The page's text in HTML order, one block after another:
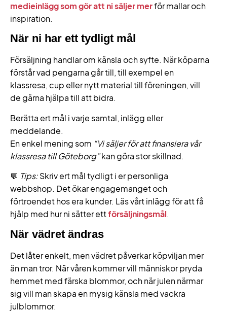
medieinlägg som gör att ni säljer merför mallar och
inspiration.
När ni har ett tydligt mål
Försäljning handlar om känsla och syfte. När köparna
förstår vad pengarna går till, till exempel en
klassresa, cup eller nytt material till föreningen, vill
de gärna hjälpa till att bidra.
Berätta ert mål i varje samtal, inlägg eller
meddelande.
En enkel mening som “Vi säljer för att finansiera vår
klassresa till Göteborg”kan göra stor skillnad.
💬 Tips:Skriv ert mål tydligt i er personliga
webbshop. Det ökar engagemanget och
förtroendet hos era kunder. Läs vårt inlägg för att få
hjälp med hur ni sätter ettförsäljningsmål.
När vädret ändras
Det låter enkelt, men vädret påverkar köpviljan mer
än man tror. När våren kommer vill människor pryda
hemmet med färska blommor, och när julen närmar
sig vill man skapa en mysig känsla med vackra
julblommor.